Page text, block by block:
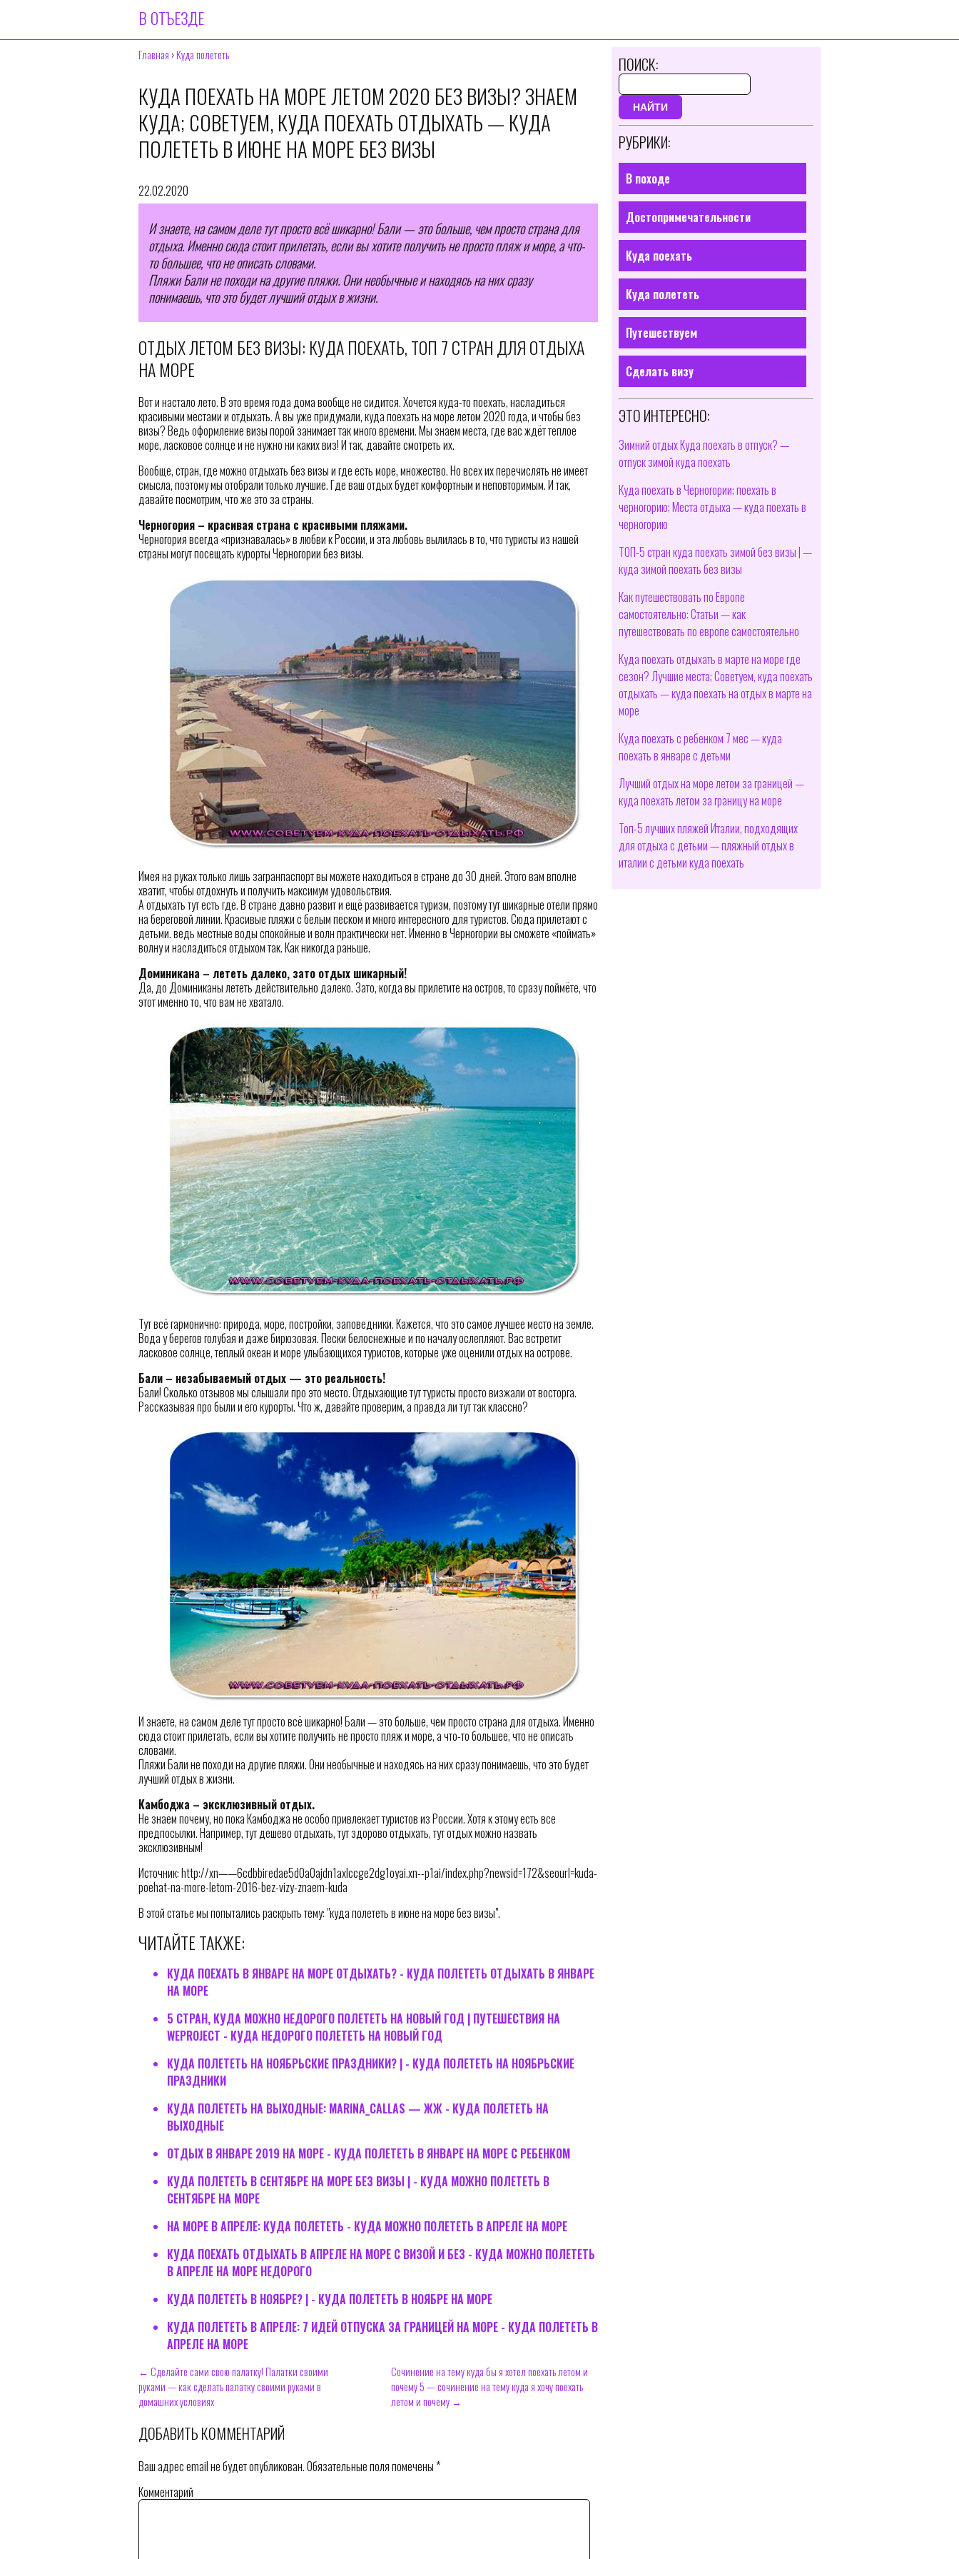
В ОТЪЕЗДЕ
Главная ›Куда полететь
КУДА ПОЕХАТЬ НА МОРЕ ЛЕТОМ 2020 БЕЗ ВИЗЫ? ЗНАЕМ
КУДА; СОВЕТУЕМ, КУДА ПОЕХАТЬ ОТДЫХАТЬ — КУДА
ПОЛЕТЕТЬ В ИЮНЕ НА МОРЕ БЕЗ ВИЗЫ
22.02.2020
И знаете, на самом деле тут просто всё шикарно! Бали — это больше, чем просто страна для
отдыха. Именно сюда стоит прилетать, если вы хотите получить не просто пляж и море, а что-
то большее, что не описать словами.
Пляжи Бали не походи на другие пляжи. Они необычные и находясь на них сразу
понимаешь, что это будет лучший отдых в жизни.
ОТДЫХ ЛЕТОМ БЕЗ ВИЗЫ: КУДА ПОЕХАТЬ, ТОП 7 СТРАН ДЛЯ ОТДЫХА
НА МОРЕ
Вот и настало лето. В это время года дома вообще не сидится. Хочется куда-то поехать, насладиться
красивыми местами и отдыхать. А вы уже придумали, куда поехать на море летом 2020 года, и чтобы без
визы? Ведь оформление визы порой занимает так много времени. Мы знаем места, где вас ждёт теплое
море, ласковое солнце и не нужно ни каких виз! И так, давайте смотреть их.
Вообще, стран, где можно отдыхать без визы и где есть море, множество. Но всех их перечислять не имеет
смысла, поэтому мы отобрали только лучшие. Где ваш отдых будет комфортным и неповторимым. И так,
давайте посмотрим, что же это за страны.
Черногория – красивая страна с красивыми пляжами.
Черногория всегда «признавалась» в любви к России, и эта любовь вылилась в то, что туристы из нашей
страны могут посещать курорты Черногории без визы.
Имея на руках только лишь загранпаспорт вы можете находиться в стране до 30 дней. Этого вам вполне
хватит, чтобы отдохнуть и получить максимум удовольствия.
А отдыхать тут есть где. В стране давно развит и ещё развивается туризм, поэтому тут шикарные отели прямо
на береговой линии. Красивые пляжи с белым песком и много интересного для туристов. Сюда прилетают с
детьми. ведь местные воды спокойные и волн практически нет. Именно в Черногории вы сможете «поймать»
волну и насладиться отдыхом так. Как никогда раньше.
Доминикана – лететь далеко, зато отдых шикарный!
Да, до Доминиканы лететь действительно далеко. Зато, когда вы прилетите на остров, то сразу поймёте, что
этот именно то, что вам не хватало.
Тут всё гармонично: природа, море, постройки, заповедники. Кажется, что это самое лучшее место на земле.
Вода у берегов голубая и даже бирюзовая. Пески белоснежные и по началу ослепляют. Вас встретит
ласковое солнце, теплый океан и море улыбающихся туристов, которые уже оценили отдых на острове.
Бали – незабываемый отдых — это реальность!
Бали! Сколько отзывов мы слышали про это место. Отдыхающие тут туристы просто визжали от восторга.
Рассказывая про были и его курорты. Что ж, давайте проверим, а правда ли тут так классно?
И знаете, на самом деле тут просто всё шикарно! Бали — это больше, чем просто страна для отдыха. Именно
сюда стоит прилетать, если вы хотите получить не просто пляж и море, а что-то большее, что не описать
словами.
Пляжи Бали не походи на другие пляжи. Они необычные и находясь на них сразу понимаешь, что это будет
лучший отдых в жизни.
Камбоджа – эксклюзивный отдых.
Не знаем почему, но пока Камбоджа не особо привлекает туристов из России. Хотя к этому есть все
предпосылки. Например, тут дешево отдыхать, тут здорово отдыхать, тут отдых можно назвать
эксклюзивным!
Источник: http://xn——6cdbbiredae5d0a0ajdn1axlccge2dg1oyai.xn--p1ai/index.php?newsid=172&seourl=kuda-
poehat-na-more-letom-2016-bez-vizy-znaem-kuda
В этой статье мы попытались раскрыть тему: "куда полететь в июне на море без визы".
ЧИТАЙТЕ ТАКЖЕ:
КУДА ПОЕХАТЬ В ЯНВАРЕ НА МОРЕ ОТДЫХАТЬ? - КУДА ПОЛЕТЕТЬ ОТДЫХАТЬ В ЯНВАРЕ
НА МОРЕ
5 СТРАН, КУДА МОЖНО НЕДОРОГО ПОЛЕТЕТЬ НА НОВЫЙ ГОД | ПУТЕШЕСТВИЯ НА
WEPROJECT - КУДА НЕДОРОГО ПОЛЕТЕТЬ НА НОВЫЙ ГОД
КУДА ПОЛЕТЕТЬ НА НОЯБРЬСКИЕ ПРАЗДНИКИ? | - КУДА ПОЛЕТЕТЬ НА НОЯБРЬСКИЕ
ПРАЗДНИКИ
КУДА ПОЛЕТЕТЬ НА ВЫХОДНЫЕ: MARINA_CALLAS — ЖЖ - КУДА ПОЛЕТЕТЬ НА
ВЫХОДНЫЕ
ОТДЫХ В ЯНВАРЕ 2019 НА МОРЕ - КУДА ПОЛЕТЕТЬ В ЯНВАРЕ НА МОРЕ С РЕБЕНКОМ
КУДА ПОЛЕТЕТЬ В СЕНТЯБРЕ НА МОРЕ БЕЗ ВИЗЫ | - КУДА МОЖНО ПОЛЕТЕТЬ В
СЕНТЯБРЕ НА МОРЕ
НА МОРЕ В АПРЕЛЕ: КУДА ПОЛЕТЕТЬ - КУДА МОЖНО ПОЛЕТЕТЬ В АПРЕЛЕ НА МОРЕ
КУДА ПОЕХАТЬ ОТДЫХАТЬ В АПРЕЛЕ НА МОРЕ С ВИЗОЙ И БЕЗ - КУДА МОЖНО ПОЛЕТЕТЬ
В АПРЕЛЕ НА МОРЕ НЕДОРОГО
КУДА ПОЛЕТЕТЬ В НОЯБРЕ? | - КУДА ПОЛЕТЕТЬ В НОЯБРЕ НА МОРЕ
КУДА ПОЛЕТЕТЬ В АПРЕЛЕ: 7 ИДЕЙ ОТПУСКА ЗА ГРАНИЦЕЙ НА МОРЕ - КУДА ПОЛЕТЕТЬ В
АПРЕЛЕ НА МОРЕ
← Сделайте сами свою палатку! Палатки своими
руками — как сделать палатку своими руками в
домашних условиях
Сочинение на тему куда бы я хотел поехать летом и
почему 5 — сочинение на тему куда я хочу поехать
летом и почему →
ДОБАВИТЬ КОММЕНТАРИЙ
Ваш адрес email не будет опубликован.Обязательные поля помечены*
Комментарий
ПОИСК:
НАЙТИ
РУБРИКИ:
В походе
Достопримечательности
Куда поехать
Куда полететь
Путешествуем
Сделать визу
ЭТО ИНТЕРЕСНО:
Зимний отдых Куда поехать в отпуск? —
отпуск зимой куда поехать
Куда поехать в Черногории; поехать в
черногорию; Места отдыха — куда поехать в
черногорию
ТОП-5 стран куда поехать зимой без визы | —
куда зимой поехать без визы
Как путешествовать по Европе
самостоятельно: Статьи — как
путешествовать по европе самостоятельно
Куда поехать отдыхать в марте на море где
сезон? Лучшие места; Советуем, куда поехать
отдыхать — куда поехать на отдых в марте на
море
Куда поехать с ребенком 7 мес — куда
поехать в январе с детьми
Лучший отдых на море летом за границей —
куда поехать летом за границу на море
Топ-5 лучших пляжей Италии, подходящих
для отдыха с детьми — пляжный отдых в
италии с детьми куда поехать